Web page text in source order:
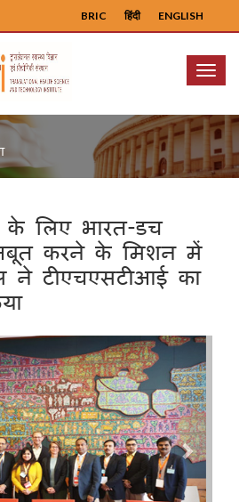
ENGLISH
हिंदी
BRIC
Menu
के लिए भारत-डच
करने के मिशन में
ने टीएचएसटीआई का
Next